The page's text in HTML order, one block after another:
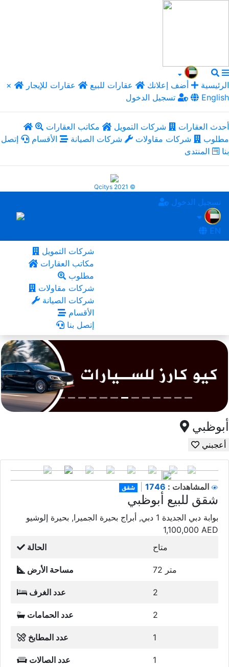
× الرئيسية أضف إعلانك عقارات للبيع
عقارات للإيجار
تسجيل الدخول
English
أحدث العقارات شركات التمويل
مكاتب العقارات
مطلوب
شركات مقاولات شركات الصيانة الأقسام
إتصل
بنا
المنتدى
Qcitys 2021 ©
تسجيل الدخول
EN
شركات التمويل
مكاتب العقارات
مطلوب
شركات مقاولات
شركات الصيانة
الأقسام
إتصل بنا